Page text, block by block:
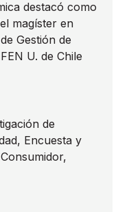
destacó como
magíster en
Gestión de
U. de Chile
de
Encuesta y